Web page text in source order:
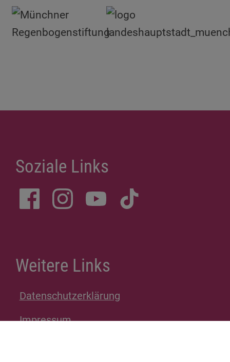
Soziale Links
Weitere Links
Datenschutzerklärung
Impressum